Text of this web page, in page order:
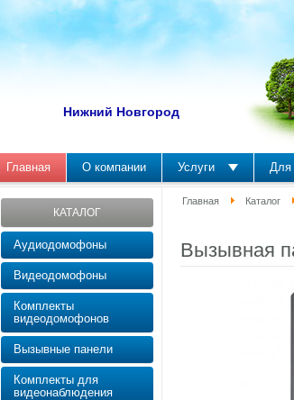
Нижний Новгород
Главная О компании Услуги Для
Главная Каталог
Вызывная
КАТАЛОГ
Аудиодомофоны
Видеодомофоны
Комплекты
видеодомофонов
Вызывные панели
Комплекты для
видеонаблюдения